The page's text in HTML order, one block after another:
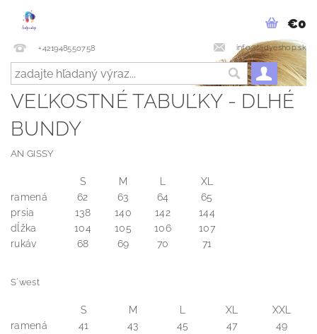
+421948550758 info@ladyeshop.sk
€0
VEĽKOSTNÉ TABUĽKY - DLHÉ
BUNDY
AN GISSY
S M
XL
ramená
62 63 64
65
prsia
138 140 142
144
dĺžka
104 105 106
107
rukáv
68 69 70 71
S´west
S M XL
XXL
ramená
41 43 45 47
49